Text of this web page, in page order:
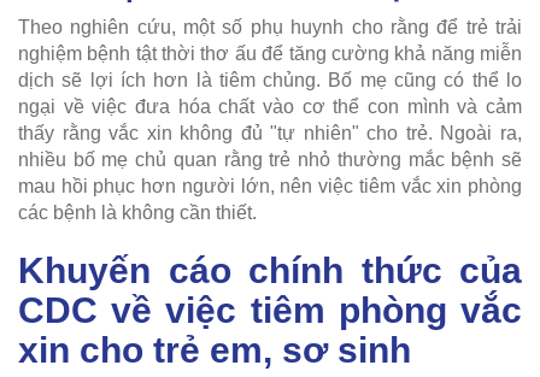
Theo nghiên cứu, một số phụ huynh cho rằng để trẻ trải
nghiệm bệnh tật thời thơ ấu để tăng cường khả năng miễn
dịch sẽ lợi ích hơn là tiêm chủng. Bố mẹ cũng có thể lo
ngại về việc đưa hóa chất vào cơ thể con mình và cảm
thấy rằng vắc xin không đủ "tự nhiên" cho trẻ. Ngoài ra,
nhiều bố mẹ chủ quan rằng trẻ nhỏ thường mắc bệnh sẽ
mau hồi phục hơn người lớn, nên việc tiêm vắc xin phòng
các bệnh là không cần thiết.
Khuyến cáo chính thức của
CDC về việc tiêm phòng vắc
xin cho trẻ em, sơ sinh